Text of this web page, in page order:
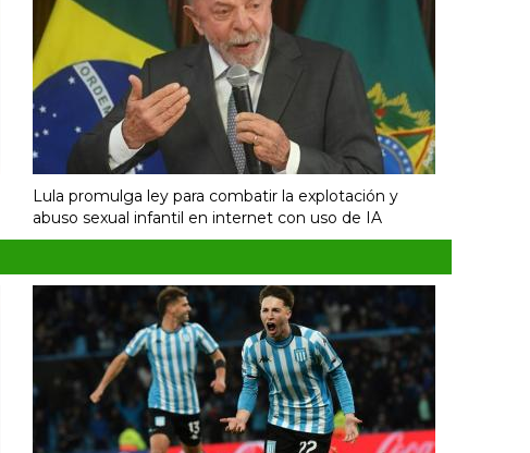
Lula promulga ley para combatir la explotación y
abuso sexual infantil en internet con uso de IA